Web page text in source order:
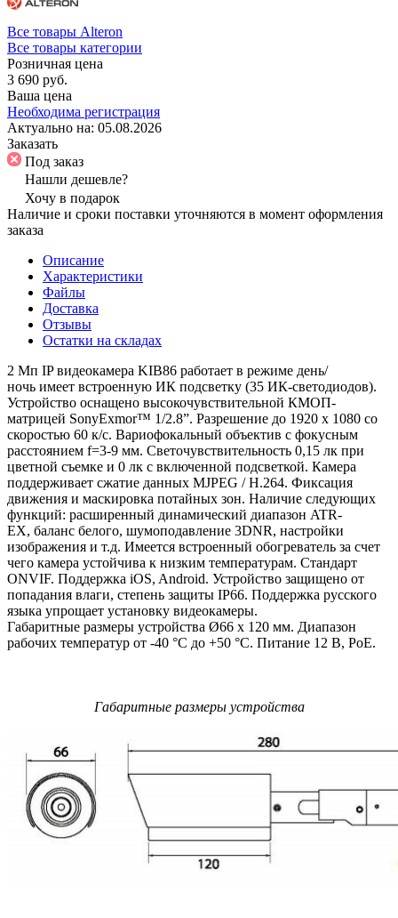
Все товары Alteron
Все товары категории
Розничная цена
3 690 руб.
Ваша цена
Необходима регистрация
Актуально на: 05.08.2026
Заказать
Под заказ
Нашли дешевле?
Хочу в подарок
Наличие и сроки поставки уточняются в момент оформления
заказа
Описание
Характеристики
Файлы
Доставка
Отзывы
Остатки на складах
2 Мп IP видеокамера KIB86 работает в режиме день/
ночь имеет встроенную ИК подсветку (35 ИК-светодиодов).
Устройство оснащено высокочувствительной КМОП-
матрицей SonyExmor™ 1/2.8”. Разрешение до 1920 х 1080 со
скоростью 60 к/с. Вариофокальный объектив с фокусным
расстоянием f=3-9 мм. Светочувствительность 0,15 лк при
цветной съемке и 0 лк с включенной подсветкой. Камера
поддерживает сжатие данных MJPEG / H.264. Фиксация
движения и маскировка потайных зон. Наличие следующих
функций: расширенный динамический диапазон ATR-
EX, баланс белого, шумоподавление 3DNR, настройки
изображения и т.д. Имеется встроенный обогреватель за счет
чего камера устойчива к низким температурам. Стандарт
ONVIF. Поддержка iOS, Android. Устройство защищено от
попадания влаги, степень защиты IP66. Поддержка русского
языка упрощает установку видеокамеры.
Габаритные размеры устройства Ø66 х 120 мм. Диапазон
рабочих температур от -40 °C до +50 °C. Питание 12 В, PoE.
Габаритные размеры устройства